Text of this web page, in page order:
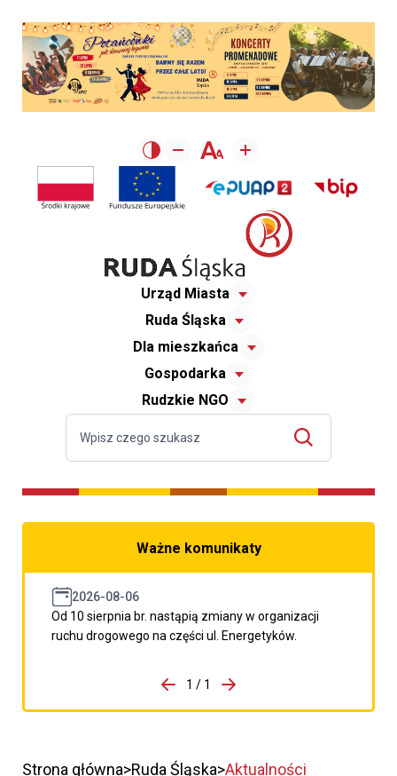
Urząd Miasta
Ruda Śląska
Dla mieszkańca
Gospodarka
Rudzkie NGO
Ważne komunikaty
2026-08-06
Od 10 sierpnia br. nastąpią zmiany w organizacji
ruchu drogowego na części ul. Energetyków.
porzpedniego komunikatu
1 / 1
Przejdź do następnego
Strona główna Ruda Śląska Aktualności